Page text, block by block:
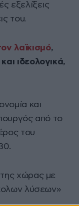
εξελίξεις
του.
λαϊκισμό,
ιδεολογικά,
και
από το
του
χώρας με
λύσεων»